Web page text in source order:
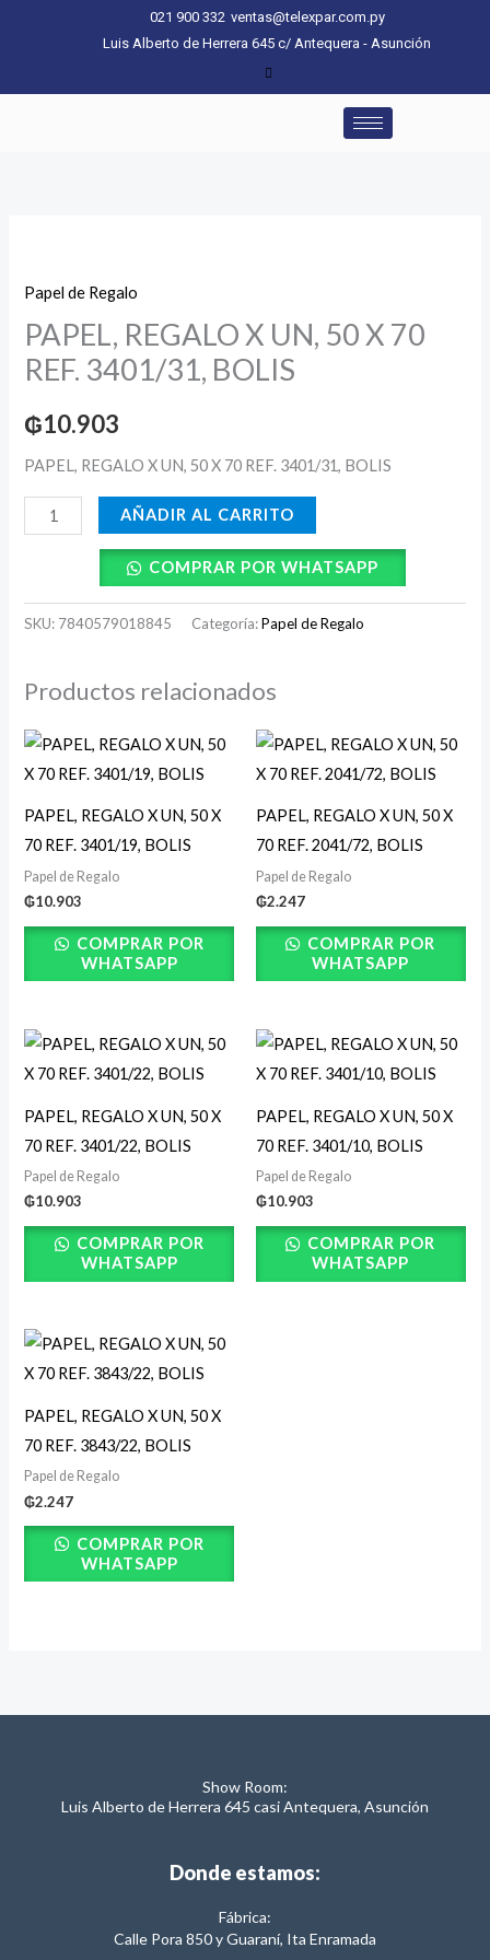
021 900 332 ventas@telexpar.com.py
Luis Alberto de Herrera 645 c/ Antequera - Asunción
Papel de Regalo
PAPEL, REGALO X UN, 50 X 70
REF. 3401/31, BOLIS
₲10.903
PAPEL, REGALO X UN, 50 X 70 REF. 3401/31, BOLIS
X
UN,
50
X
70
3401/31,
BOLIS
cantidad
AÑADIR AL CARRITO
COMPRAR POR WHATSAPP
SKU: 7840579018845 Categoría:Papel de Regalo
Productos relacionados
PAPEL, REGALO X UN, 50 X
70 REF. 3401/19, BOLIS
Papel de Regalo
₲10.903
COMPRAR POR
WHATSAPP
PAPEL, REGALO X UN, 50 X
70 REF. 2041/72, BOLIS
Papel de Regalo
₲2.247
COMPRAR POR
WHATSAPP
PAPEL, REGALO X UN, 50 X
70 REF. 3401/22, BOLIS
Papel de Regalo
₲10.903
COMPRAR POR
WHATSAPP
PAPEL, REGALO X UN, 50 X
70 REF. 3401/10, BOLIS
Papel de Regalo
₲10.903
COMPRAR POR
WHATSAPP
PAPEL, REGALO X UN, 50 X
70 REF. 3843/22, BOLIS
Papel de Regalo
₲2.247
COMPRAR POR
WHATSAPP
Show Room:
Luis Alberto de Herrera 645 casi Antequera, Asunción
Donde estamos:
Fábrica:
Calle Pora 850 y Guaraní, Ita Enramada